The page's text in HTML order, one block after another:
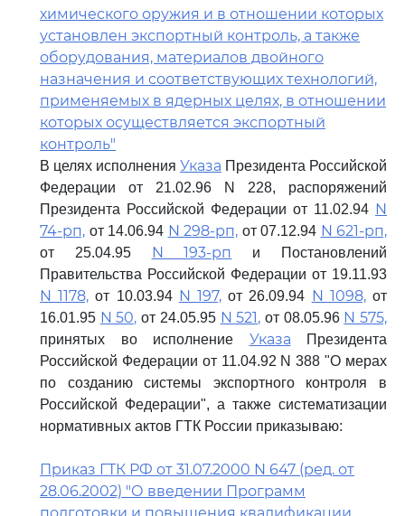
химического оружия и в отношении которых
установлен экспортный контроль, а также
оборудования, материалов двойного
назначения и соответствующих технологий,
применяемых в ядерных целях, в отношении
которых осуществляется экспортный
контроль"
В целях исполнения Указа Президента Российской
Федерации от 21.02.96 N 228, распоряжений
Президента Российской Федерации от 11.02.94 N
74-рп, от 14.06.94 N 298-рп, от 07.12.94 N 621-рп,
от 25.04.95 N 193-рп и Постановлений
Правительства Российской Федерации от 19.11.93
N 1178, от 10.03.94 N 197, от 26.09.94 N 1098,от
16.01.95 N 50, от 24.05.95 N 521, от 08.05.96 N 575,
принятых во исполнение Указа Президента
Российской Федерации от 11.04.92 N 388 "О мерах
по созданию системы экспортного контроля в
Российской Федерации", а также систематизации
нормативных актов ГТК России приказываю:
Приказ ГТК РФ от 31.07.2000 N 647 (ред. от
28.06.2002) "О введении Программ